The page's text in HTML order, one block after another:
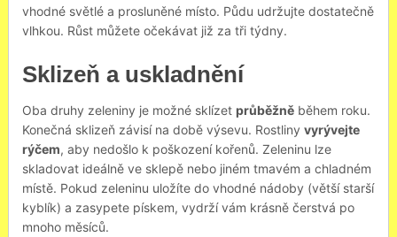
vhodné světlé a prosluněné místo. Půdu udržujte dostatečně
vlhkou. Růst můžete očekávat již za tři týdny.
Sklizeň a uskladnění
Oba druhy zeleniny je možné sklízet průběžněběhem roku.
Konečná sklizeň závisí na době výsevu. Rostliny vyrývejte
rýčem, aby nedošlo k poškození kořenů. Zeleninu lze
skladovat ideálně ve sklepě nebo jiném tmavém a chladném
místě. Pokud zeleninu uložíte do vhodné nádoby (větší starší
kyblík) a zasypete pískem, vydrží vám krásně čerstvá po
mnoho měsíců.